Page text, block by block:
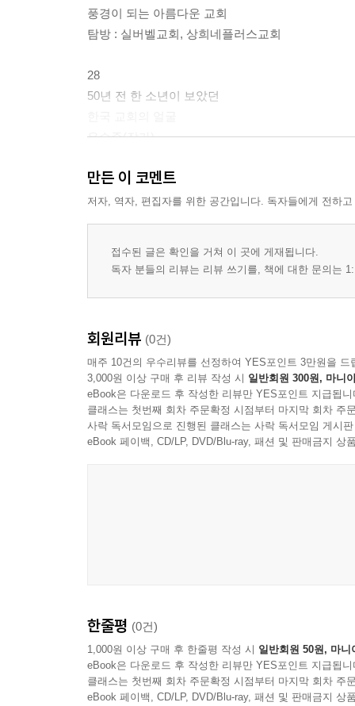
풍경이 되는 아름다운 교회
탐방 : 실버벨교회, 상희네플러스교회
28
50년 전 한 소년이 보았던
유승준(작가)
36
이웃과 함께 웃음 짓는
한국 교회,
류호성(서울장신대학교 교수)
50
예배,
교회의 얼굴을 드러내다
안덕원( 횃불트리니티신학대학원대학교 교수)
아인지델른 수도원
유재경(영남신대 교수)
76
만든 이 코멘트
저자, 역자, 편집자를 위한 공간입니다. 독자들에게 전하
접수된 글은 확인을 거쳐 이 곳에 게재됩니다.
독자 분들의 리뷰는 리뷰 쓰기를, 책에 대한 문의는
회원리뷰 (0건)
매주 10건의 우수리뷰를 선정하여 YES포인트 3만원을 드
3,000원 이상 구매 후 리뷰 작성 시 일반회원 300원, 마니
eBook은 다운로드 후 작성한 리뷰만 YES포인트 지급됩니
클래스는 첫번째 회차 주문확정 시점부터 마지막 회차 주
사락 독서모임으로 진행된 클래스는 사락 독서모임 게시
eBook 페이백, CD/LP, DVD/Blu-ray, 패션 및 판매금지 상
한줄평 (0건)
1,000원 이상 구매 후 한줄평 작성 시 일반회원 50원, 마니
eBook은 다운로드 후 작성한 리뷰만 YES포인트 지급됩니
클래스는 첫번째 회차 주문확정 시점부터 마지막 회차 주
eBook 페이백, CD/LP, DVD/Blu-ray, 패션 및 판매금지 상